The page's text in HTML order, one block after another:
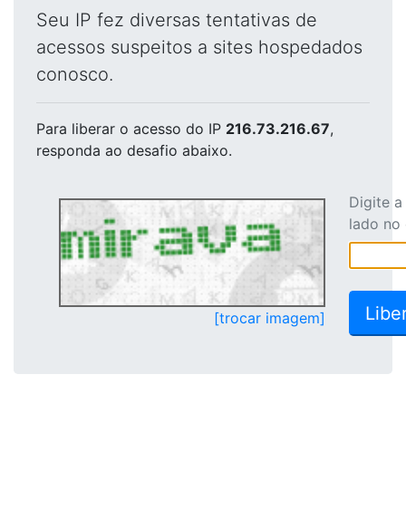
Seu IP fez diversas tentativas de
acessos suspeitos a sites hospedados
conosco.
Para liberar o acesso do IP 216.73.216.67,
responda ao desafio abaixo.
[trocar imagem]
Digite
lado no